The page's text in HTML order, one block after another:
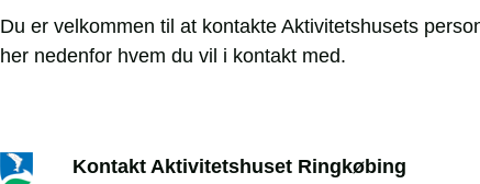
Du er velkommen til at kontakte Aktivitetshusets
her nedenfor hvem du vil i kontakt med.
Kontakt Aktivitetshuset Ringkøbing